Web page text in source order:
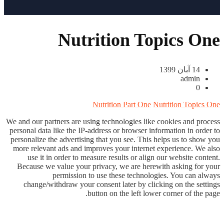
Nutrition Topics One
14 آبان 1399
admin
0
Nutrition Part One Nutrition Topics One
We and our partners are using technologies like cookies and process
personal data like the IP-address or browser information in order to
personalize the advertising that you see. This helps us to show you
more relevant ads and improves your internet experience. We also
use it in order to measure results or align our website content.
Because we value your privacy, we are herewith asking for your
permission to use these technologies. You can always
change/withdraw your consent later by clicking on the settings
button on the left lower corner of the page.